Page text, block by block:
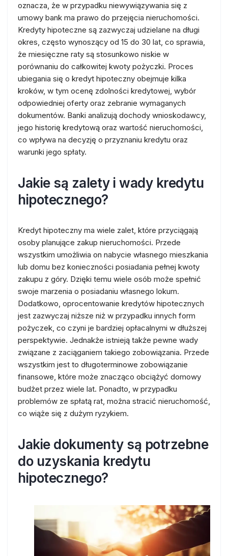
oznacza, że w przypadku niewywiązywania się z
umowy bank ma prawo do przejęcia nieruchomości.
Kredyty hipoteczne są zazwyczaj udzielane na długi
okres, często wynoszący od 15 do 30 lat, co sprawia,
że miesięczne raty są stosunkowo niskie w
porównaniu do całkowitej kwoty pożyczki. Proces
ubiegania się o kredyt hipoteczny obejmuje kilka
kroków, w tym ocenę zdolności kredytowej, wybór
odpowiedniej oferty oraz zebranie wymaganych
dokumentów. Banki analizują dochody wnioskodawcy,
jego historię kredytową oraz wartość nieruchomości,
co wpływa na decyzję o przyznaniu kredytu oraz
warunki jego spłaty.
Jakie są zalety i wady kredytu
hipotecznego?
Kredyt hipoteczny ma wiele zalet, które przyciągają
osoby planujące zakup nieruchomości. Przede
wszystkim umożliwia on nabycie własnego mieszkania
lub domu bez konieczności posiadania pełnej kwoty
zakupu z góry. Dzięki temu wiele osób może spełnić
swoje marzenia o posiadaniu własnego lokum.
Dodatkowo, oprocentowanie kredytów hipotecznych
jest zazwyczaj niższe niż w przypadku innych form
pożyczek, co czyni je bardziej opłacalnymi w dłuższej
perspektywie. Jednakże istnieją także pewne wady
związane z zaciąganiem takiego zobowiązania. Przede
wszystkim jest to długoterminowe zobowiązanie
finansowe, które może znacząco obciążyć domowy
budżet przez wiele lat. Ponadto, w przypadku
problemów ze spłatą rat, można stracić nieruchomość,
co wiąże się z dużym ryzykiem.
Jakie dokumenty są potrzebne
do uzyskania kredytu
hipotecznego?